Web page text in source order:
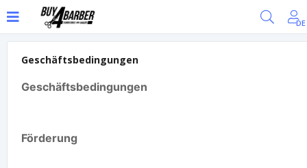
DE
Geschäftsbedingungen
Geschäftsbedingungen
Förderung